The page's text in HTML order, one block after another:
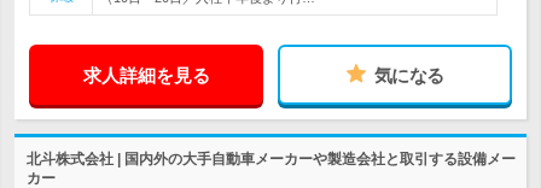
求人詳細を見る 気になる
北斗株式会社 | 国内外の大手自動車メーカーや製造会社と取引する設備メー
カー